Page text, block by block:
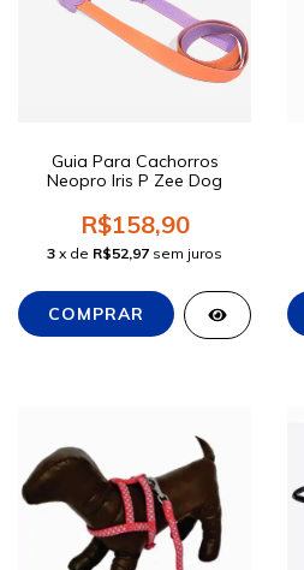
Guia Para Cachorros
Neopro Iris P Zee Dog
R$158,90
3 x de R$52,97 sem juros